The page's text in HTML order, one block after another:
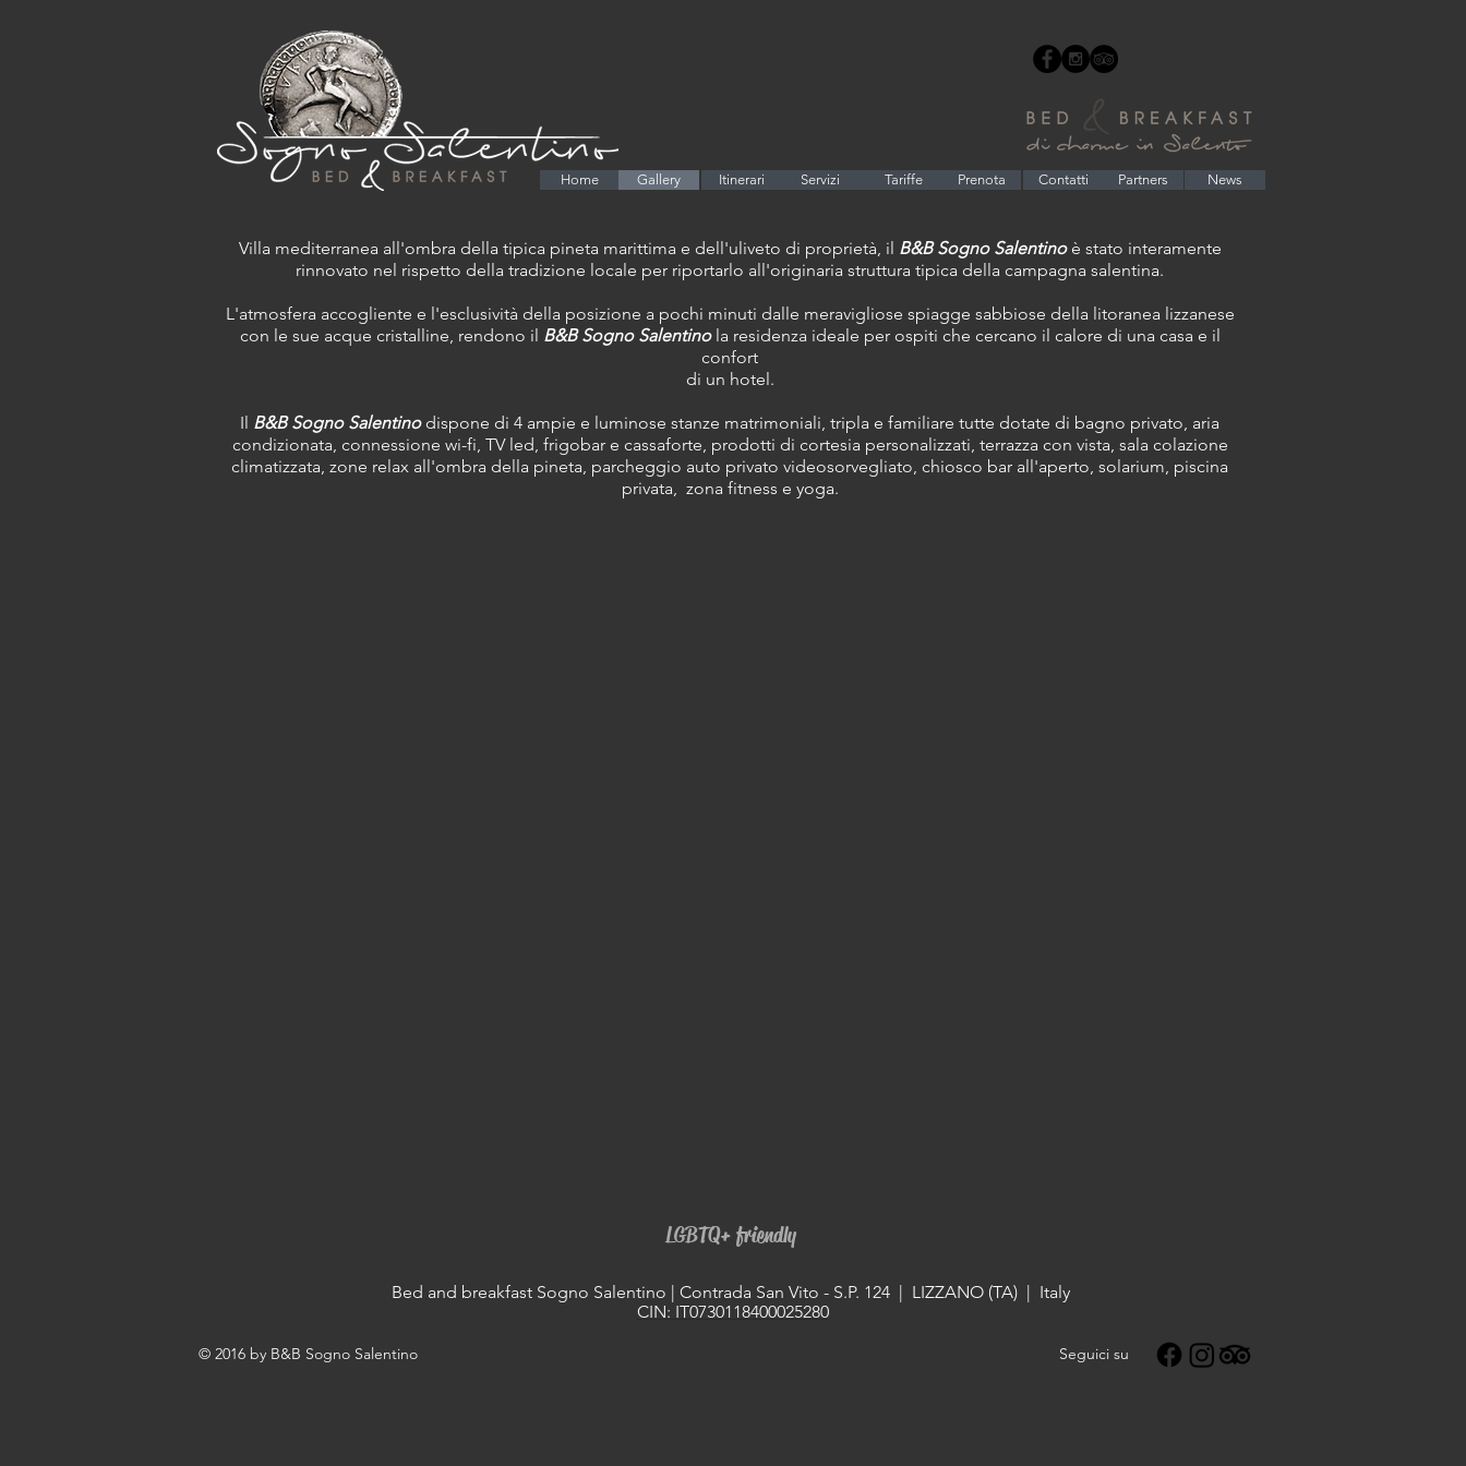
Servizi
Home Gallery Itinerari Servizi Tariffe Prenota Contatti Partners News
Villa mediterranea all'ombra della tipica pineta marittima e dell'uliveto di proprietà, il B&B Sogno Salentinoè stato interamente
rinnovato nel rispetto della tradizione locale per riportarlo all'originaria struttura tipica della campagna salentina.
L'atmosfera accogliente e l'esclusività della posizione a pochi minuti dalle meravigliose spiagge sabbiose della litoranea lizzanese
con le sue acque cristalline, rendono il B&B Sogno Salentino la residenza ideale per ospiti che cercano il calore di una casa e il
confort
di un hotel.
Il B&B Sogno Salentino dispone di 4 ampie e luminose stanze matrimoniali, tripla e familiare tutte dotate di bagno privato, aria
condizionata, connessione wi-fi, TV led, frigobar e cassaforte, prodotti di cortesia personalizzati, terrazza con vista, sala colazione
climatizzata, zone relax all'ombra della pineta, parcheggio auto privato videosorvegliato, chiosco bar all'aperto, solarium, piscina
privata, zona fitness e yoga.
LGBTQ+ friendly
© 2016 by B&B Sogno Salentino
Bed and breakfast Sogno Salentino | Contrada San Vito - S.P. 124 | LIZZANO (TA) | Italy
CIN: IT0730118400025280
Seguici su